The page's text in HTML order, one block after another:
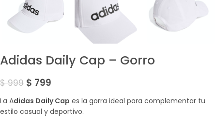
Adidas Daily Cap – Gorro
$999 $ 799
La Adidas Daily Cap es la gorra ideal para complementar tu
estilo casual y deportivo.